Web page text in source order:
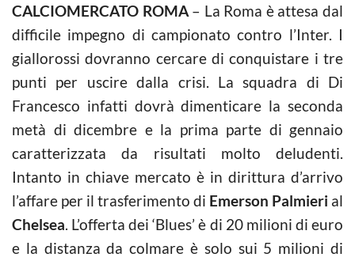
CALCIOMERCATO ROMA– La Roma è attesa dal
difficile impegno di campionato contro l’Inter. I
giallorossi dovranno cercare di conquistare i tre
punti per uscire dalla crisi. La squadra di Di
Francesco infatti dovrà dimenticare la seconda
metà di dicembre e la prima parte di gennaio
caratterizzata da risultati molto deludenti.
Intanto in chiave mercato è in dirittura d’arrivo
l’affare per il trasferimento di Emerson Palmieri al
Chelsea. L’offerta dei ‘Blues’ è di 20 milioni di euro
e la distanza da colmare è solo sui 5 milioni di